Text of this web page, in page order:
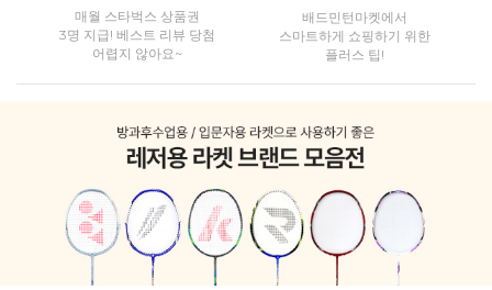
매월 스타벅스 상품권
3명 지급! 베스트 리뷰 당첨
어렵지 않아요~
배드민턴마켓에서
스마트하게 쇼핑하기 위한
플러스 팁!